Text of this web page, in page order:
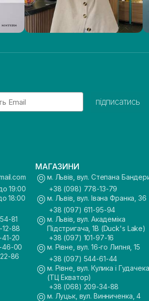
підписатись
19:00
18:00
81
88
20
46-00
86
МАГАЗИНИ
м. Львів, вул. Степана
+38 (098) 778-13-79
м. Львів, вул. Івана Франка, 36
+38 (097) 611-95-94
м. Львів, вул. Академіка
Підстригача, 1В (Duck's Lake)
+38 (097) 101-97-16
м. Рівне, вул. 16-го Липня, 15
+38 (097) 544-61-44
м. Рівне, вул. Кулика і
(ТЦ Екватор)
+38 (068) 209-34-88
м. Луцьк, вул. Винниченка, 4